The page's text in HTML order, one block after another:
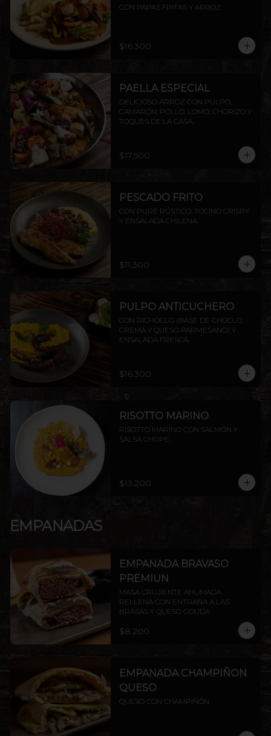
CON PAPAS FRITAS Y ARROZ
$16.300
PAELLA ESPECIAL
DELICIOSO ARROZ CON PULPO,
CAMARÓN, POLLO, LOMO, CHORIZO Y
TOQUES DE LA CASA.
$17.500
PESCADO FRITO
CON PURÉ RÚSTICO, TOCINO CRISPY
Y ENSALADA CHILENA.
$11.300
PULPO ANTICUCHERO
CON RICHOCLO (BASE DE CHOCLO,
CREMA Y QUESO PARMESANO) Y
ENSALADA FRESCA.
$16.300
RISOTTO MARINO
RISOTTO MARINO CON SALMÓN Y
SALSA CHUPE.
$13.200
EMPANADAS
EMPANADA BRAVASO
PREMIUN
MASA CRUJIENTE AHUMADA
RELLENA CON ENTRAÑA A LAS
BRASAS Y QUESO GOUDA
$8.200
EMPANADA CHAMPIÑON
QUESO
QUESO CON CHAMPIÑÓN